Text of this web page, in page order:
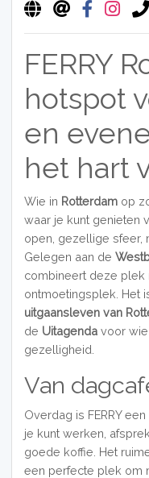
FERRY
hotspot
en
het hart
Wie in Rotterdamop
waar je kunt genieten
open, gezellige sfeer,
Gelegen aan de
combineert deze plek
ontmoetingsplek. Het
uitgaansleven van
de Uitagendavoor wie
gezelligheid.
Van
Overdag is FERRY
je kunt werken,
goede koffie. Het
een perfecte plek om